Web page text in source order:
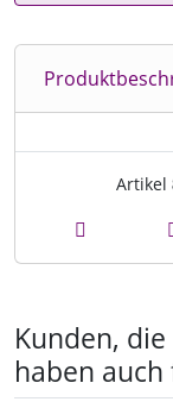
Artikel
Kunden,
haben